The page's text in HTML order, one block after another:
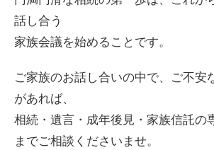
話し合う
家族会議を始めることです。
ご家族のお話し合いの中で、ご不安
があれば、
相続・遺言・成年後見・家族信託の
までご相談くださいませ。